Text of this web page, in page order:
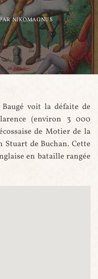
NIKOMAGNUS
voit la défaite de
(environ 3 000
de Motier de la
Stuart de Buchan. Cette
en bataille rangée